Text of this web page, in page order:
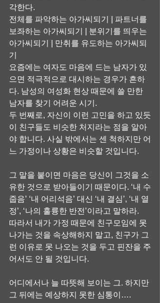
각한다.
전체를 파악하는 아가씨되기 | 파트너를
보좌하는 아가씨되기 | 분위기를 띄우는
아가씨되기 | 만취를 유도하는 아가씨되
기
요즘에는 여자도 마음에 드는 남자가 있
으면 적극적으로 대시하는 경우가 흔하
다. 남성의 여성화 현상 때문에 쓸 만한
남자를 찾기 어려운 시기.
두 번째로, 자신이 이런 고민을 하고 있듯
이 친구들도 비슷한 처지라는 점을 알아
야 합니다. 사실 밖에서는 센 척하지만 어
느 가정이나 상황은 비슷할 것입니다.
그 말을 붙이면 마음은 당신이 그것을 소
유한 것으로 받아들이기 때문이다. ‘내 수
줍음’ ‘내 어리석음’ 대신 ‘내 결심’, ‘내 열
정’, ‘나의 훌륭한 반전’이라고 말하라.
따라서 내가 가정 때문에 친구모임에 못
나가는 것을 속상해하지 말고, 친구가 그
런 이유로 못 나오는 것을 두고 핀잔을 주
어서도 안 될 것입니다.
어디에서나 늘 따뜻해 보이는 그. 하지만
그 뒤에는 예상하지 못한 심통이….